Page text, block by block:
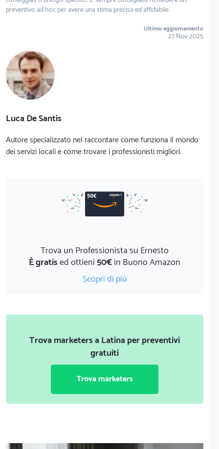
preventivo ad hoc per avere una stima precisa ed affidabile.
Ultimo aggiornamento
27 Nov 2025
Luca De Santis
Autore specializzato nel raccontare come funziona il mondo
dei servizi locali e come trovare i professionisti migliori.
Trova un Professionista su Ernesto
È gratised ottieni50€in Buono Amazon
Scopri di più
Trova marketers a Latina per preventivi
gratuiti
Trova marketers